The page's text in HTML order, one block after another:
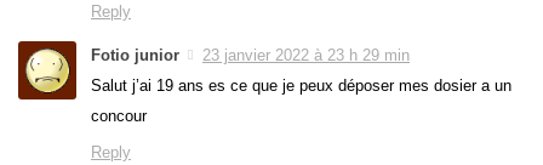
Reply
Fotio junior
23 janvier 2022 à 23 h 29 min
Salut j’ai 19 ans es ce que je peux déposer mes dosier a un
concour
Reply